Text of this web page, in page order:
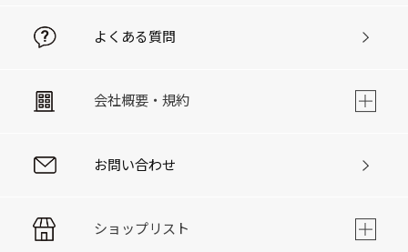
よくある質問
会社概要・規約
お問い合わせ
ショップリスト